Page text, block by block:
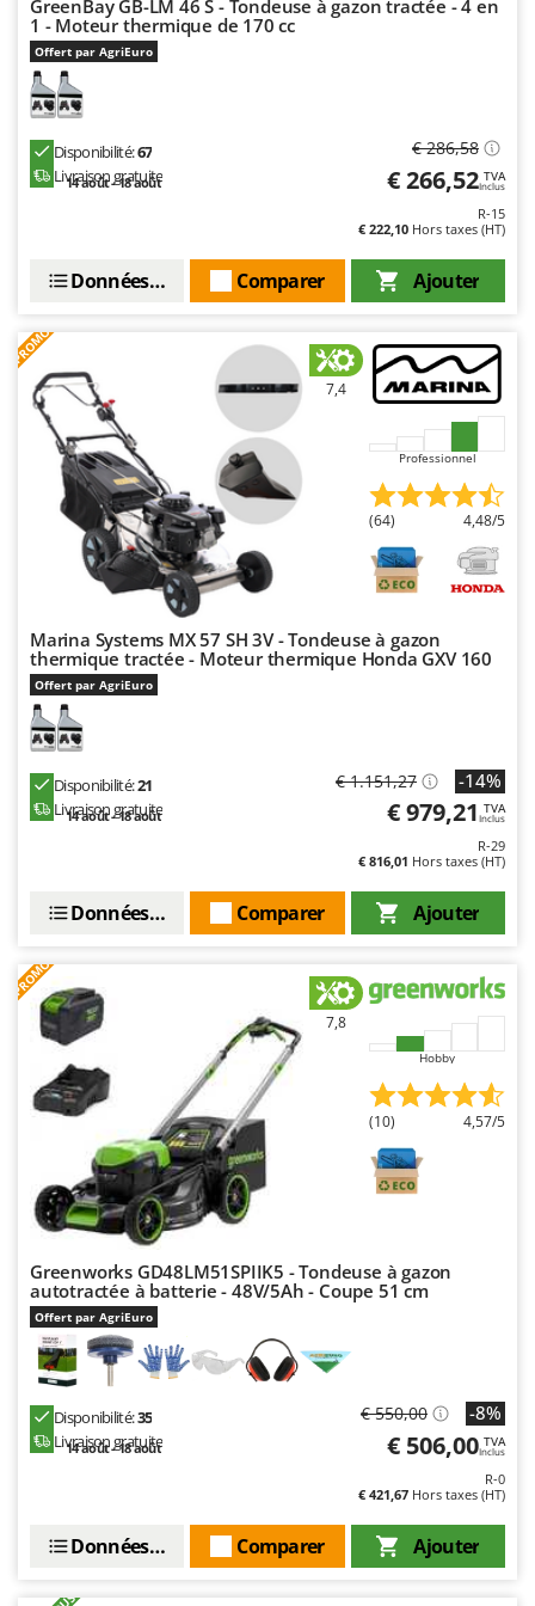
GreenBay GB-LM 46 S - Tondeuse à gazon tractée - 4 en
1 - Moteur thermique de 170 cc
Offert par AgriEuro
Disponibilité:67
Livraison gratuite
14 août - 18 août
€ 286,58
€ 266,52 TVA
Inclus
R-15
€ 222,10 Hors taxes (HT)
Ajouter
Comparer
Données techniques
PROMO
7,4
Professionnel
(64) 4,48/5
Marina Systems MX 57 SH 3V - Tondeuse à gazon
thermique tractée - Moteur thermique Honda GXV 160
Offert par AgriEuro
Disponibilité:21
Livraison gratuite
14 août - 18 août
€ 1.151,27 -14%
€ 979,21 TVA
Inclus
R-29
€ 816,01 Hors taxes (HT)
Ajouter
Comparer
Données techniques
PROMO
7,8
Hobby
(10) 4,57/5
Greenworks GD48LM51SPIIK5 - Tondeuse à gazon
autotractée à batterie - 48V/5Ah - Coupe 51 cm
Offert par AgriEuro
Disponibilité:35
Livraison gratuite
14 août - 18 août
€ 550,00 -8%
€ 506,00 TVA
Inclus
R-0
€ 421,67 Hors taxes (HT)
Ajouter
Comparer
Données techniques